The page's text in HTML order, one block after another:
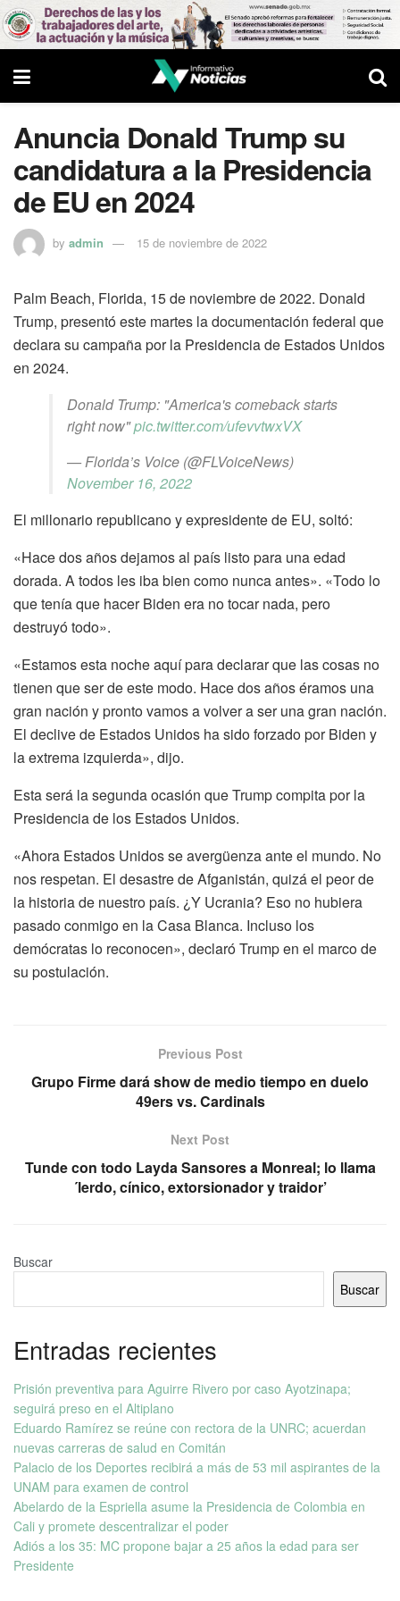
Anuncia Donald Trump su
candidatura a la Presidencia
de EU en 2024
by admin 15 de noviembre de 2022
Palm Beach, Florida, 15 de noviembre de 2022. Donald
Trump, presentó este martes la documentación federal que
declara su campaña por la Presidencia de Estados Unidos
en 2024.
Donald Trump: "America's comeback starts
right now"pic.twitter.com/ufevvtwxVX
— Florida’s Voice (@FLVoiceNews)
November 16, 2022
El millonario republicano y expresidente de EU, soltó:
«Hace dos años dejamos al país listo para una edad
dorada. A todos les iba bien como nunca antes». «Todo lo
que tenía que hacer Biden era no tocar nada, pero
destruyó todo».
«Estamos esta noche aquí para declarar que las cosas no
tienen que ser de este modo. Hace dos años éramos una
gran nación y pronto vamos a volver a ser una gran nación.
El declive de Estados Unidos ha sido forzado por Biden y
la extrema izquierda», dijo.
Esta será la segunda ocasión que Trump compita por la
Presidencia de los Estados Unidos.
«Ahora Estados Unidos se avergüenza ante el mundo. No
nos respetan. El desastre de Afganistán, quizá el peor de
la historia de nuestro país. ¿Y Ucrania? Eso no hubiera
pasado conmigo en la Casa Blanca. Incluso los
demócratas lo reconocen», declaró Trump en el marco de
su postulación.
Previous Post
Grupo Firme dará show de medio tiempo en duelo
49ers vs. Cardinals
Next Post
Tunde con todo Layda Sansores a Monreal; lo llama
´lerdo, cínico, extorsionador y traidor’
Buscar
Buscar
Entradas recientes
Prisión preventiva para Aguirre Rivero por caso Ayotzinapa;
seguirá preso en el Altiplano
Eduardo Ramírez se reúne con rectora de la UNRC; acuerdan
nuevas carreras de salud en Comitán
Palacio de los Deportes recibirá a más de 53 mil aspirantes de la
UNAM para examen de control
Abelardo de la Espriella asume la Presidencia de Colombia en
Cali y promete descentralizar el poder
Adiós a los 35: MC propone bajar a 25 años la edad para ser
Presidente